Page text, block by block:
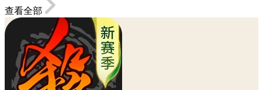
查看全部